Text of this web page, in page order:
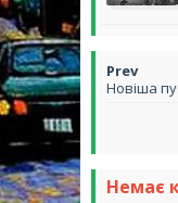
Новіша
Немає